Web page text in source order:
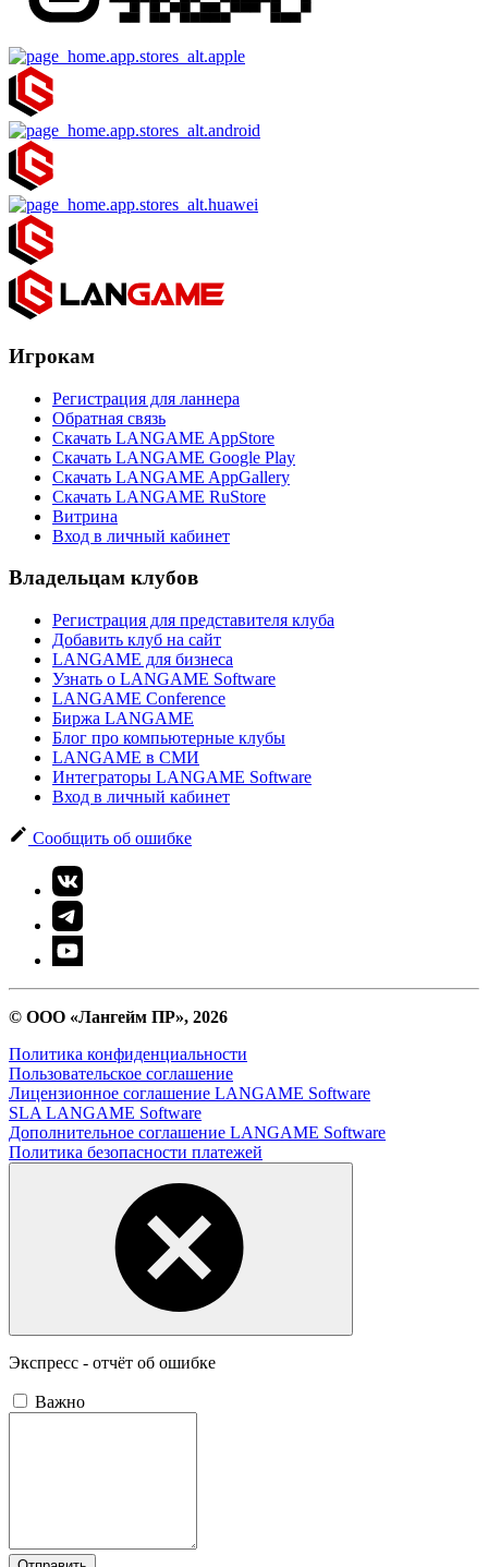
Игрокам
Регистрация для ланнера
Обратная связь
Скачать LANGAME AppStore
Скачать LANGAME Google Play
Скачать LANGAME AppGallery
Скачать LANGAME RuStore
Витрина
Вход в личный кабинет
Владельцам клубов
Регистрация для представителя клуба
Добавить клуб на сайт
LANGAME для бизнеса
Узнать о LANGAME Software
LANGAME Conference
Биржа LANGAME
Блог про компьютерные клубы
LANGAME в СМИ
Интеграторы LANGAME Software
Вход в личный кабинет
Сообщить об ошибке
© ООО «Лангейм ПР», 2026
Политика конфиденциальности
Пользовательское соглашение
Лицензионное соглашение LANGAME Software
SLA LANGAME Software
Дополнительное соглашение LANGAME Software
Политика безопасности платежей
Экспресс - отчёт об ошибке
Важно